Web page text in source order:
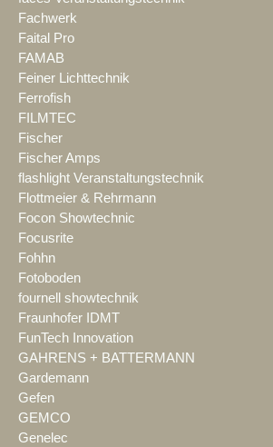
Fachwerk
Faital Pro
FAMAB
Feiner Lichttechnik
Ferrofish
FILMTEC
Fischer
Fischer Amps
flashlight Veranstaltungstechnik
Flottmeier & Rehrmann
Focon Showtechnic
Focusrite
Fohhn
Fotoboden
fournell showtechnik
Fraunhofer IDMT
FunTech Innovation
GAHRENS + BATTERMANN
Gardemann
Gefen
GEMCO
Genelec